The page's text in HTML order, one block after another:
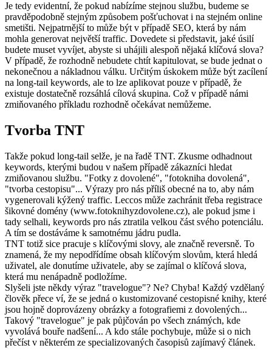
Je tedy evidentní, že pokud nabízíme stejnou službu, budeme se
pravděpodobně stejným způsobem pošťuchovat i na stejném online
smetišti. Nejpatrnější to může být v případě SEO, která by nám
mohla generovat největší traffic. Dovedete si představit, jaké úsilí
budete muset vyvíjet, abyste si uhájili alespoň nějaká klíčová slova?
V případě, že rozhodně nebudete chtít kapitulovat, se bude jednat o
nekonečnou a nákladnou válku. Určitým úskokem může být zacílení
na long-tail keywords, ale to lze aplikovat pouze v případě, že
existuje dostatečně rozsáhlá cílová skupina. Což v případě námi
zmiňovaného příkladu rozhodně očekávat nemůžeme.
Tvorba TNT
Takže pokud long-tail selže, je na řadě TNT. Zkusme odhadnout
keywords, kterými budou v našem případě zákazníci hledat
zmiňovanou službu. "Fotky z dovolené", "fotokniha dovolená",
"tvorba cestopisu"... Výrazy pro nás příliš obecné na to, aby nám
vygenerovali kýžený traffic. Leccos může zachránit třeba registrace
šikovné domény (www.fotoknihyzdovolene.cz), ale pokud jsme i
tady selhali, keywords pro nás ztratila velkou část svého potenciálu.
A tím se dostáváme k samotnému jádru pudla.
TNT totiž sice pracuje s klíčovými slovy, ale značně reversně. To
znamená, že my nepodřídíme obsah klíčovým slovům, která hledá
uživatel, ale donutíme uživatele, aby se zajímal o klíčová slova,
která mu nenápadně podložíme.
Slyšeli jste někdy výraz "travelogue"? Ne? Chyba! Každý vzdělaný
člověk přece ví, že se jedná o kustomizované cestopisné knihy, které
jsou hojně doprovázeny obrázky a fotografiemi z dovolených...
Takový "travelogue" je pak půjčován po všech známých, kde
vyvolává bouře nadšení... A kdo stále pochybuje, může si o nich
přečíst v některém ze specializovaných časopisů zajímavý článek.